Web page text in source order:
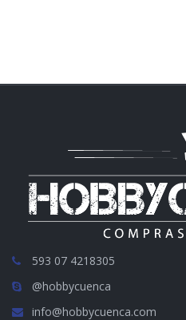
593 07 4218305
@hobbycuenca
info@hobbycuenca.com